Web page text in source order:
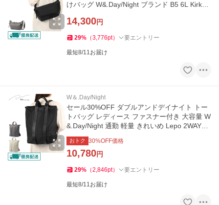
けバッグ W&.Day/Night ブランド B5 6L Kirkko
14,300円
29% （3,776pt） 要エントリー
最短8/11お届け
W＆.Day/Night
セール30%OFF ダブルアンドデイナイト トー
トバッグ レディース ファスナー付き 大容量 W
&.Day/Night 通勤 軽量 きれいめ Lepo 2WAYト
ート 19172 wsb
おトク 30%OFF価格
10,780円
29% （2,846pt） 要エントリー
最短8/11お届け